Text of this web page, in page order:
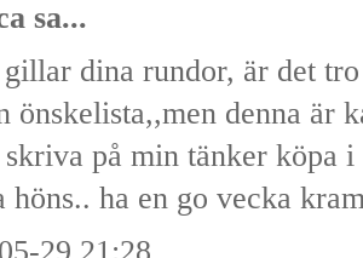
sa...
dina rundor, är det
önskelista,,men denna är
skriva på min tänker köpa
höns.. ha en go vecka